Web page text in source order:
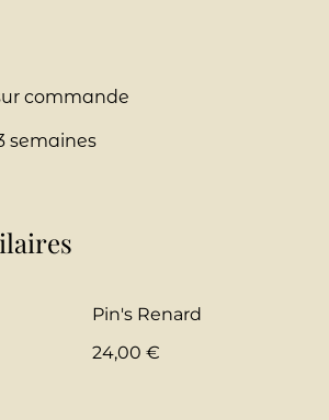
commande
semaines
Pin's Renard
24,00 €